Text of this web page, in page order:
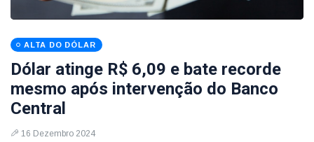
ALTA DO DÓLAR
Dólar atinge R$ 6,09 e bate recorde
mesmo após intervenção do Banco
Central
16 Dezembro 2024